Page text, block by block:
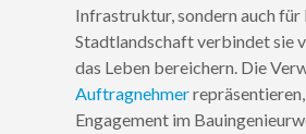
Infrastruktur, sondern auch für
Stadtlandschaft verbindet sie
das Leben bereichern. Die
Auftragnehmer
Engagement im